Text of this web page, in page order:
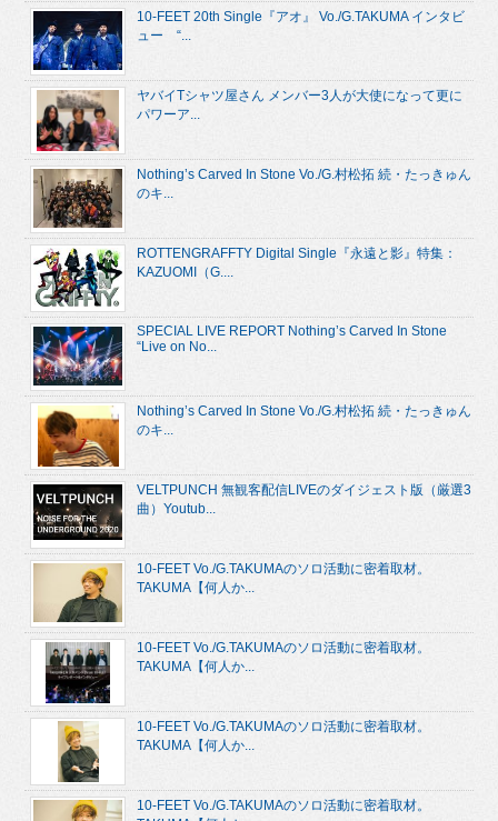
10-FEET 20th Single『アオ』 Vo./G.TAKUMA インタビ
ュー “...
ヤバイTシャツ屋さん メンバー3人が大使になって更に
パワーア...
Nothing’s Carved In Stone Vo./G.村松拓 続・たっきゅん
のキ...
ROTTENGRAFFTY Digital Single『永遠と影』特集：
KAZUOMI（G....
SPECIAL LIVE REPORT Nothing’s Carved In Stone
“Live on No...
Nothing’s Carved In Stone Vo./G.村松拓 続・たっきゅん
のキ...
VELTPUNCH 無観客配信LIVEのダイジェスト版（厳選3
曲）Youtub...
10-FEET Vo./G.TAKUMAのソロ活動に密着取材。
TAKUMA【何人か...
10-FEET Vo./G.TAKUMAのソロ活動に密着取材。
TAKUMA【何人か...
10-FEET Vo./G.TAKUMAのソロ活動に密着取材。
TAKUMA【何人か...
10-FEET Vo./G.TAKUMAのソロ活動に密着取材。